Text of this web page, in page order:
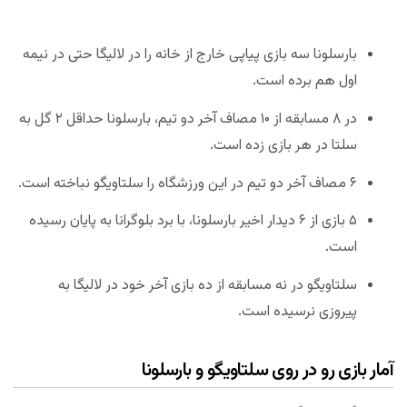
بارسلونا سه بازی پیاپی خارج از خانه را در لالیگا حتی در نیمه
اول هم برده است.
در ۸ مسابقه از ۱۰ مصاف آخر دو تیم، بارسلونا حداقل ۲ گل به
سلتا در هر بازی زده است.
۶ مصاف آخر دو تیم در این ورزشگاه را سلتاویگو نباخته است.
۵ بازی از ۶ دیدار اخیر بارسلونا، با برد بلوگرانا به پایان رسیده
است.
سلتاویگو در نه مسابقه از ده بازی آخر خود در لالیگا به
پیروزی نرسیده است.
آمار بازی رو در روی سلتاویگو و بارسلونا